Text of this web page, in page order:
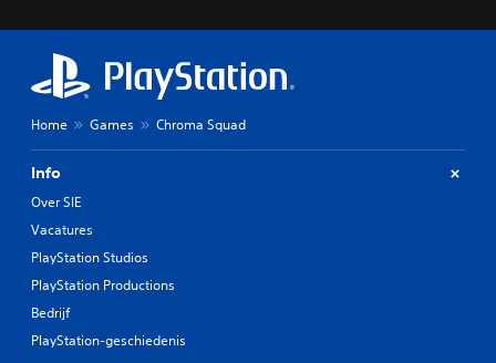
Home Games Chroma Squad
Info
Over SIE
Vacatures
PlayStation Studios
PlayStation Productions
Bedrijf
PlayStation-geschiedenis